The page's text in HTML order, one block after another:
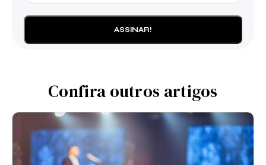
Confira outros artigos